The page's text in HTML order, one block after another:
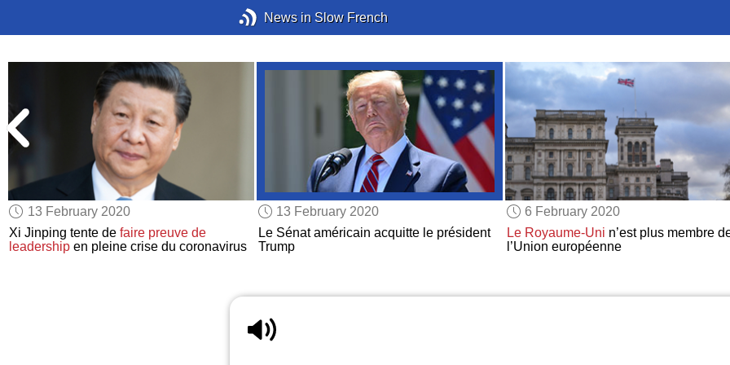
News in Slow French
13 February 2020
Xi Jinping tente defaire preuve de
leadership en pleine crise du coronavirus
13 February 2020
Le Sénat américain acquitte le président
Trump
6 February 2020
Le Royaume-Uni n’est plus membre
l’Union européenne